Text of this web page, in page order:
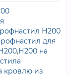
Н200
для
,Н200 на
кровлю из